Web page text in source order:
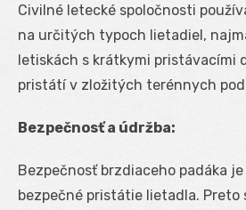
Civilné letecké spoločnosti
na určitých typoch lietadiel,
letiskách s krátkymi pristávacími
pristátí v zložitých terénnych
Bezpečnosť a údržba:
Bezpečnosť brzdiaceho padáka
bezpečné pristátie lietadla. Preto